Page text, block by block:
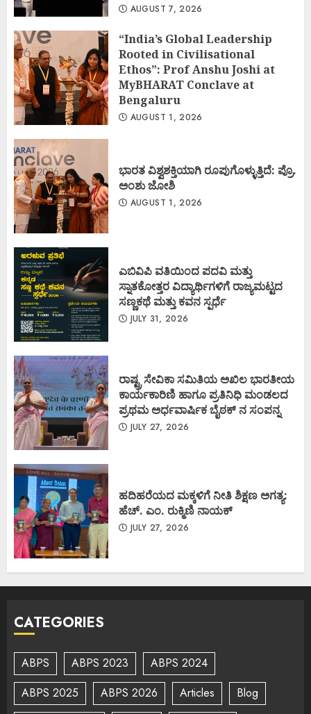
AUGUST 7, 2026
“India’s Global Leadership
Rooted in Civilisational
Ethos”: Prof Anshu Joshi at
MyBHARAT Conclave at
Bengaluru
AUGUST 1, 2026
ಭಾರತ ವಿಶ್ವಶಕ್ತಿಯಾಗಿ ರೂಪುಗೊಳ್ಳುತ್ತಿದೆ: ಪ್ರೊ.
ಅಂಶು ಜೋಶಿ
AUGUST 1, 2026
ಎಬಿವಿಪಿ ವತಿಯಿಂದ ಪದವಿ ಮತ್ತು
ಸ್ನಾತಕೋತ್ತರ ವಿದ್ಯಾರ್ಥಿಗಳಿಗೆ ರಾಜ್ಯಮಟ್ಟದ
ಸಣ್ಣಕಥೆ ಮತ್ತು ಕವನ ಸ್ಪರ್ಧೆ
JULY 31, 2026
ರಾಷ್ಟ್ರ ಸೇವಿಕಾ ಸಮಿತಿಯ ಅಖಿಲ ಭಾರತೀಯ
ಕಾರ್ಯಕಾರಿಣಿ ಹಾಗೂ ಪ್ರತಿನಿಧಿ ಮಂಡಲದ
ಪ್ರಥಮ ಅರ್ಧವಾರ್ಷಿಕ ಬೈಠಕ್ ನ ಸಂಪನ್ನ
JULY 27, 2026
ಹದಿಹರೆಯದ ಮಕ್ಕಳಿಗೆ ನೀತಿ ಶಿಕ್ಷಣ ಅಗತ್ಯ:
ಹೆಚ್. ಎಂ. ರುಕ್ಮಿಣಿ ನಾಯಕ್
JULY 27, 2026
CATEGORIES
ABPS ABPS 2023
ABPS 2024
ABPS 2025
ABPS 2026 Articles
Blog